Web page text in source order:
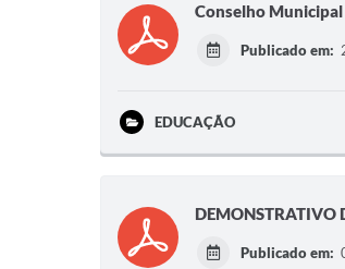
Conselho Municipal
Publicado em:
EDUCAÇÃO
DEMONSTRATIVO
Publicado em: